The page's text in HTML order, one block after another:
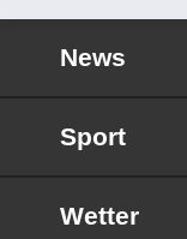
News
Sport
Wetter